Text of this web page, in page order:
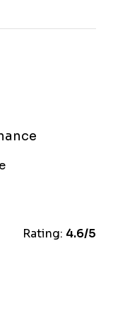
Rating: 4.6/5